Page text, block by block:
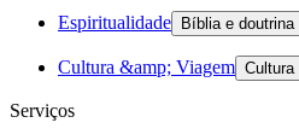
Espiritualidade Bíblia e doutrina
Cultura &amp; Viagem Cultura
Serviços